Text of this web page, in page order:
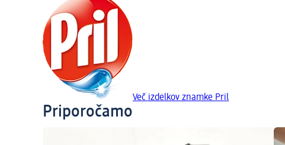
Več izdelkov znamke Pril
Priporočamo